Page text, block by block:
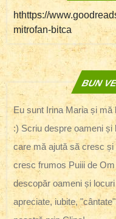
hthttps://
mitrofan-bitca
BUN
Eu sunt Irina Maria și
:) Scriu despre oameni
care mă ajută să cresc
cresc frumos Puiii de
descopăr oameni și
apreciate, iubite,